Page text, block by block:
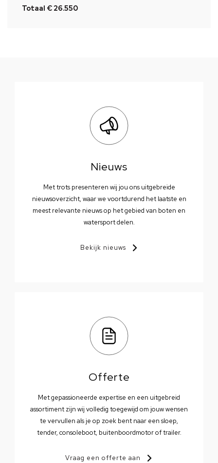
Totaal € 26.550
Nieuws
Met trots presenteren wij jou ons uitgebreide
nieuwsoverzicht, waar we voortdurend het laatste en
meest relevante nieuws op het gebied van boten en
watersport delen.
Bekijk nieuws
Offerte
Met gepassioneerde expertise en een uitgebreid
assortiment zijn wij volledig toegewijd om jouw wensen
te vervullen als je op zoek bent naar een sloep,
tender, consoleboot, buitenboordmotor of trailer.
Vraag een offerte aan